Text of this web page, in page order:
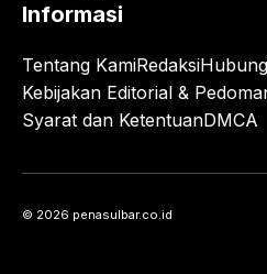
Informasi
Tentang KamiRedaksi
Kebijakan Editorial &
Syarat dan KetentuanDMCA
© 2026 penasulbar.co.id